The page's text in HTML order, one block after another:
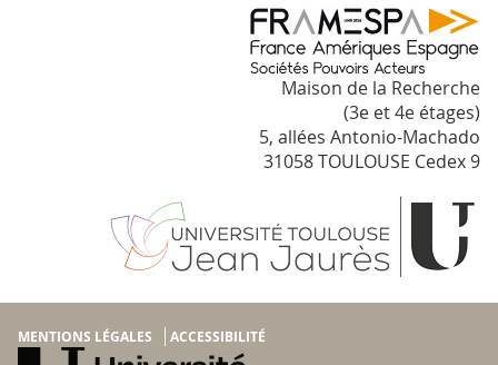
Maison de la Recherche
(3e et 4e étages)
5, allées Antonio-Machado
31058 TOULOUSE Cedex 9
MENTIONS LÉGALES ACCESSIBILITÉ